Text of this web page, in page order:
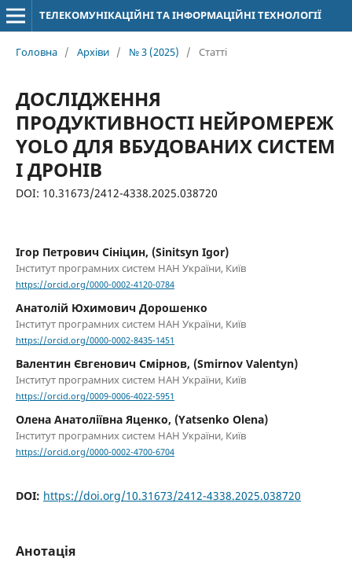
ТЕЛЕКОМУНІКАЦІЙНІ ТА ІНФОРМАЦІЙНІ ТЕХНОЛОГІЇ
Головна / Архіви / № 3 (2025) / Статті
ДОСЛІДЖЕННЯ
ПРОДУКТИВНОСТІ НЕЙРОМЕРЕЖ
YOLO ДЛЯ ВБУДОВАНИХ СИСТЕМ
І ДРОНІВ
DOI: 10.31673/2412-4338.2025.038720
Ігор Петрович Сініцин, (Sinitsyn Igor)
Інститут програмних систем НАН України, Київ
https://orcid.org/0000-0002-4120-0784
Анатолій Юхимович Дорошенко
Інститут програмних систем НАН України, Київ
https://orcid.org/0000-0002-8435-1451
Валентин Євгенович Смірнов, (Smirnov Valentyn)
Інститут програмних систем НАН України, Київ
https://orcid.org/0009-0006-4022-5951
Олена Анатоліївна Яценко, (Yatsenko Olena)
Інститут програмних систем НАН України, Київ
https://orcid.org/0000-0002-4700-6704
DOI: https://doi.org/10.31673/2412-4338.2025.038720
Анотація